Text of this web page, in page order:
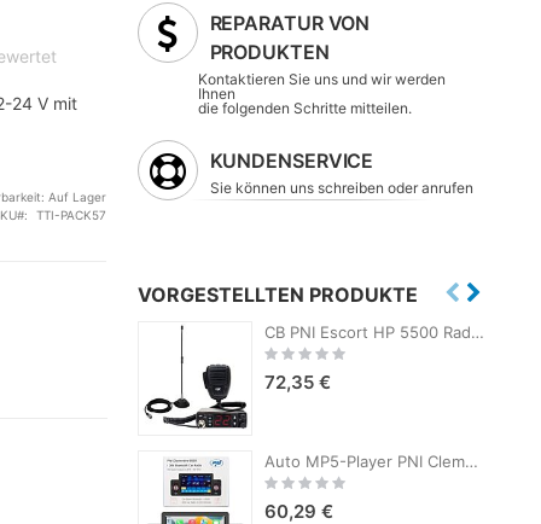
24 V mit
Auf Lager
TTI-PACK57
REPARATUR VON
PRODUKTEN
Kontaktieren Sie uns und wir werden
Ihnen
die folgenden Schritte mitteilen.
KUNDENSERVICE
Sie können uns schreiben oder anrufen
VORGESTELLTEN PRODUKTE
CB PNI Escort HP 5500 Radiosender-Set, 4 W, 12 V/24 V, ASQ und PNI Extra 40 CB-Antenne, SWR 1,0, Glasfaser, mit Magnet
Rating:
72,35 €
Auto MP5-Player PNI Clementine 9555 1DIN Display 5 Zoll 4 x 50W, Bluetooth, UKW-Radio, Carplay, RDS-Funktion
Rating:
60,29 €